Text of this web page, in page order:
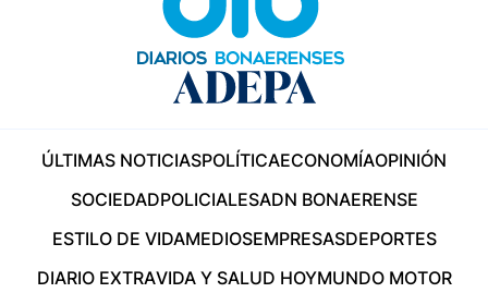
ÚLTIMAS NOTICIASPOLÍTICAECONOMÍAOPINIÓN
SOCIEDADPOLICIALESADN BONAERENSE
ESTILO DE VIDAMEDIOSEMPRESASDEPORTES
DIARIO EXTRAVIDA Y SALUD HOYMUNDO MOTOR